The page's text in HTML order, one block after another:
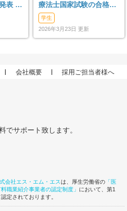
表 |
療法士国家試験の合格発
表 | 合格点、合格基準、
合格率（2026年）
学生
2026年3月23日 更新
会社概要 採用ご担当者様へ
サポート致します。
会社エス・エム・エスは、厚生労働省の 「医
職業紹介事業者の認定制度」 において、第1
定されております。